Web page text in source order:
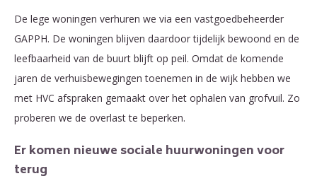
De lege woningen verhuren we via een vastgoedbeheerder
GAPPH. De woningen blijven daardoor tijdelijk bewoond en de
leefbaarheid van de buurt blijft op peil. Omdat de komende
jaren de verhuisbewegingen toenemen in de wijk hebben we
met HVC afspraken gemaakt over het ophalen van grofvuil. Zo
proberen we de overlast te beperken.
Er komen nieuwe sociale huurwoningen voor
terug